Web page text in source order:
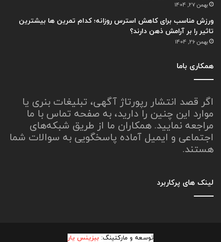
بهمن 27, 1404
ورزش مناسب برای کاهش استرس روزانه؛ کدام تمرین ها بیشترین
تاثیر را بر آرامش ذهن دارند؟
بهمن 26, 1404
همکاری باما
اگر قصد انتشار رپورتاژ آگهی، تبلیغات بنری یا
موارد این چنین را دارید، به صفحه تماس با ما
مراجعه نمایید. همکاران ما از طریق شبکه‌های
اجتماعی و ایمیل آماده پاسخگویی به سوالات شما
هستند.
لینک های پرکاربرد
توسعه و مارکتینگ: بیزینس یار